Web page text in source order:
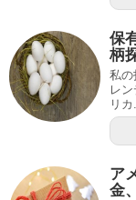
保
柄
私の
レ
リ
ア
金